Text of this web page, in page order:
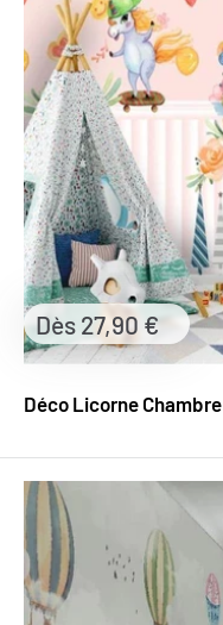
Déco Licorne Chambre
Prix
réduit
Dès 27,90 €